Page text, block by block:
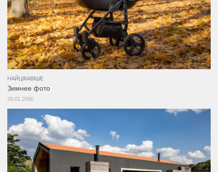
НАЙЦІКАВІШЕ
Зимнее фото
20.01.2006